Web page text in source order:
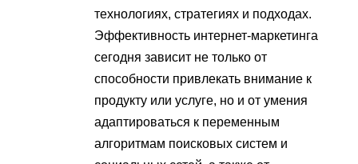
технологиях, стратегиях и подходах.
Эффективность интернет-маркетинга
сегодня зависит не только от
способности привлекать внимание к
продукту или услуге, но и от умения
адаптироваться к переменным
алгоритмам поисковых систем и